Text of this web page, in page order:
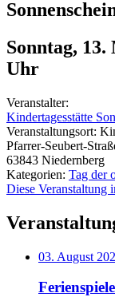
Sonntag, 13.
Uhr
Veranstalter:
Kindertagesstätte
Veranstaltungsort:
Pfarrer-Seubert-
63843 Niedernberg
Kategorien: Tag der
Diese Veranstaltung
03. August
Ferienspiele